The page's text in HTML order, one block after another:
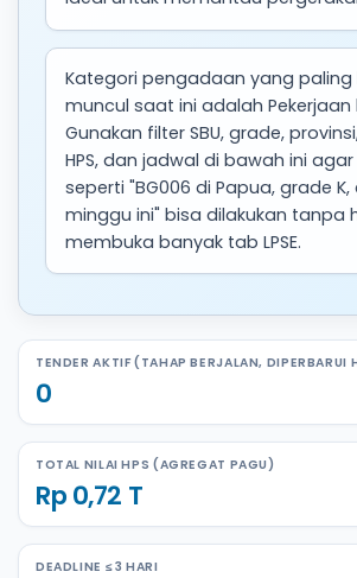
Kategori pengadaan yang paling
muncul saat ini adalah Pekerjaan
Gunakan filter SBU, grade,
HPS, dan jadwal di bawah ini
seperti "BG006 di Papua, grade
minggu ini" bisa dilakukan tanpa
membuka banyak tab LPSE.
TENDER AKTIF (TAHAP BERJALAN, DIPERBARUI
0
TOTAL NILAI HPS (AGREGAT PAGU)
Rp 0,72 T
DEADLINE ≤ 3 HARI